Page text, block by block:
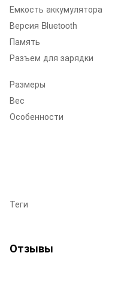
Емкость аккумулятора
Версия Bluetooth
Память
Разъем для зарядки
Размеры
Вес
Особенности
Теги
Отзывы